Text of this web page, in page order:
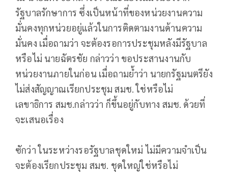
รัฐบาลรักษาการ ซึ่งเป็นหน้าที่ของหน่วยงานความ
มั่นคงทุกหน่วยอยู่แล้วในการติดตามงานด้านความ
มั่นคง เมื่อถามว่า จะต้องรอการประชุมหลังมีรัฐบาล
หรือไม่ นายฉัตรชัย กล่าวว่า ขอประสานงานกับ
หน่วยงานภายในก่อน เมื่อถามย้ำว่า นายกรัฐมนตรียัง
ไม่ส่งสัญญาณเรียกประชุม สมช. ใช่หรือไม่
เลขาธิการ สมช.กล่าวว่า ก็ขึ้นอยู่กับทาง สมช. ด้วยที่
จะเสนอเรื่อง
ซักว่า ในระหว่างรอรัฐบาลชุดใหม่ ไม่มีความจำเป็น
จะต้องเรียกประชุม สมช. ชุดใหญ่ใช่หรือไม่